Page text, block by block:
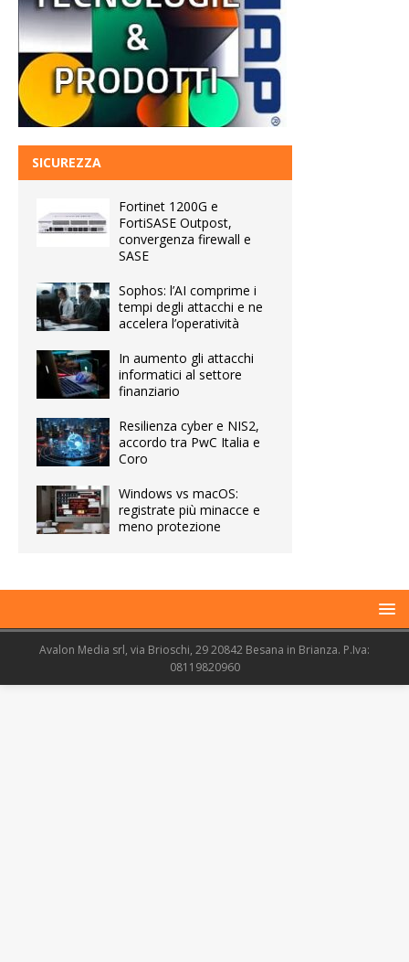
SICUREZZA
Fortinet 1200G e
FortiSASE Outpost,
convergenza firewall e
SASE
Sophos: l’AI comprime i
tempi degli attacchi e ne
accelera l’operatività
In aumento gli attacchi
informatici al settore
finanziario
Resilienza cyber e NIS2,
accordo tra PwC Italia e
Coro
Windows vs macOS:
registrate più minacce e
meno protezione
Avalon Media srl, via Brioschi, 29 20842 Besana in Brianza. P.Iva:
08119820960